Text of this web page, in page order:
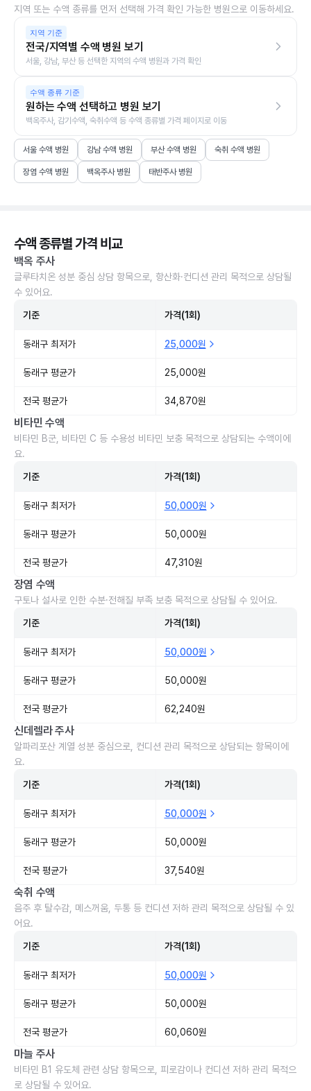
지역 또는 수액 종류를 먼저 선택해 가격 확인 가능한 병원으로 이동하세요.
지역 기준
전국/지역별 수액 병원 보기
서울, 강남, 부산 등 선택한 지역의 수액 병원과 가격 확인
수액 종류 기준
원하는 수액 선택하고 병원 보기
백옥주사, 감기수액, 숙취수액 등 수액 종류별 가격 페이지로 이동
서울 수액 병원 강남 수액 병원 부산 수액 병원 숙취 수액 병원
장염 수액 병원 백옥주사 병원 태반주사 병원
수액 종류별 가격 비교
백옥 주사
글루타치온 성분 중심 상담 항목으로, 항산화·컨디션 관리 목적으로 상담될
수 있어요.
기준 가격(1회)
동래구 최저가 25,000원
동래구 평균가 25,000원
전국 평균가 34,870원
비타민 수액
비타민 B군, 비타민 C 등 수용성 비타민 보충 목적으로 상담되는 수액이에
요.
기준 가격(1회)
동래구 최저가 50,000원
동래구 평균가 50,000원
전국 평균가 47,310원
장염 수액
구토나 설사로 인한 수분·전해질 부족 보충 목적으로 상담될 수 있어요.
기준 가격(1회)
동래구 최저가 50,000원
동래구 평균가 50,000원
전국 평균가 62,240원
신데렐라 주사
알파리포산 계열 성분 중심으로, 컨디션 관리 목적으로 상담되는 항목이에
요.
기준 가격(1회)
동래구 최저가 50,000원
동래구 평균가 50,000원
전국 평균가 37,540원
숙취 수액
음주 후 탈수감, 메스꺼움, 두통 등 컨디션 저하 관리 목적으로 상담될 수 있
어요.
기준 가격(1회)
동래구 최저가 50,000원
동래구 평균가 50,000원
전국 평균가 60,060원
마늘 주사
비타민 B1 유도체 관련 상담 항목으로, 피로감이나 컨디션 저하 관리 목적으
로 상담될 수 있어요.